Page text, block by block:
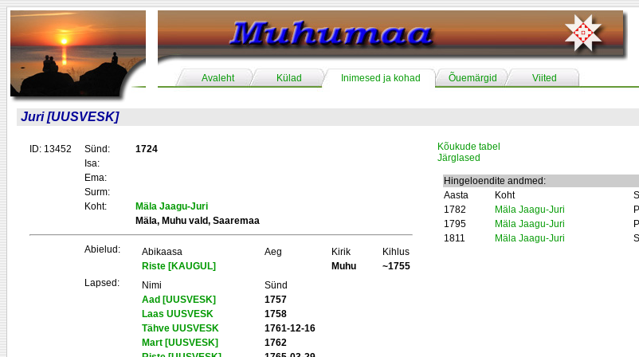
Avaleht Külad Inimesed ja kohad Õuemärgid Viited
Juri [UUSVESK]
ID: 13452 Sünd:
1724
Isa:
Ema:
Surm:
Koht:
Mäla Jaagu-Juri
Mäla, Muhu vald, Saaremaa
Abielud: Abikaasa Aeg Kirik
Kihlus
Riste [KAUGUL]
Muhu
~1755
Lapsed:
Nimi
Sünd
Aad [UUSVESK]
1757
Laas UUSVESK
1758
Tähve UUSVESK
1761-12-16
Mart [UUSVESK]
1762
Kõukude tabel
Järglased
Hingeloendite andmed:
Aasta
Koht
1782
Mäla Jaagu-Juri
1795
Mäla Jaagu-Juri
1811
Mäla Jaagu-Juri